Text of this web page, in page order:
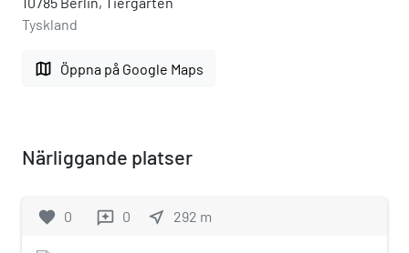
Tyskland
map Öppna på Google Maps
Närliggande platser
favorite 0 reviews 0 near_me 292 m